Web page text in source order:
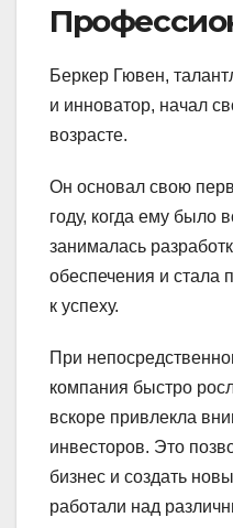
Беркер Гювен,
и инноватор, начал
возрасте.
Он основал свою
году, когда ему было
занималась
обеспечения и стала
к успеху.
При
компания быстро
вскоре привлекла
инвесторов. Это
бизнес и создать
работали над